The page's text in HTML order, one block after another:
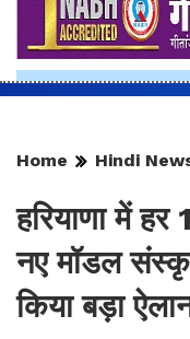
Home Hindi
हरियाणा में
नए मॉडल
किया बड़ा